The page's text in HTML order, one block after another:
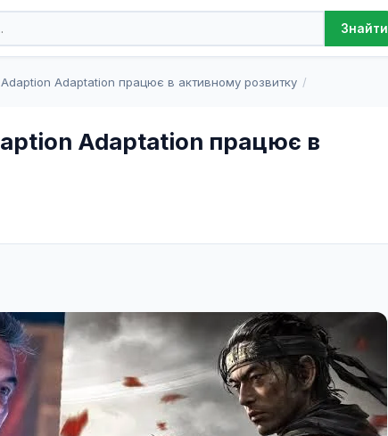
Знайти
Adaption Adaptation працює в активному розвитку
Adaptation працює в